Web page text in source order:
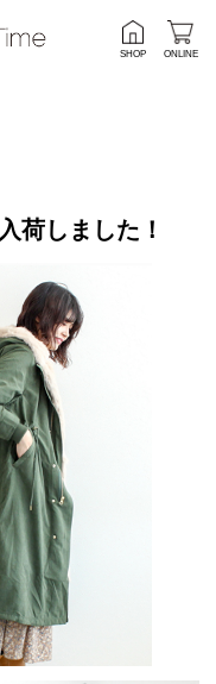
SHOP ONLINE
荷しました！